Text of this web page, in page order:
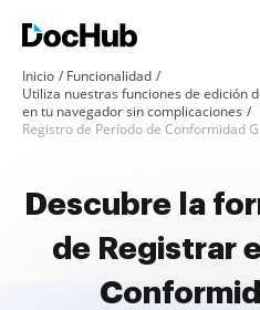
Inicio
Funcionalidad
Utiliza nuestras funciones de edición
en tu navegador sin complicaciones
Registro de Período de Conformidad
Descubre la
de Registrar